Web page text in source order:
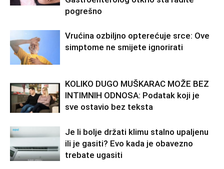
pogrešno
Vrućina ozbiljno opterećuje srce: Ove
simptome ne smijete ignorirati
KOLIKO DUGO MUŠKARAC MOŽE BEZ
INTIMNIH ODNOSA: Podatak koji je
sve ostavio bez teksta
Je li bolje držati klimu stalno upaljenu
ili je gasiti? Evo kada je obavezno
trebate ugasiti